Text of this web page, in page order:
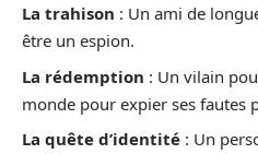
La trahison : Un ami de
être un espion.
La rédemption : Un vilain
monde pour expier ses fautes
La quête d’identité : Un